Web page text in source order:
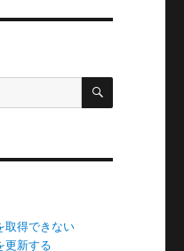
検
得できない
新する